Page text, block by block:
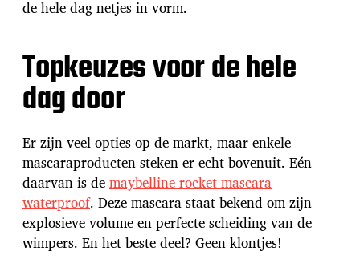
de hele dag netjes in vorm.
Topkeuzes voor de hele
dag door
Er zijn veel opties op de markt, maar enkele
mascaraproducten steken er echt bovenuit. Eén
daarvan is demaybelline rocket mascara
waterproof. Deze mascara staat bekend om zijn
explosieve volume en perfecte scheiding van de
wimpers. En het beste deel? Geen klontjes!